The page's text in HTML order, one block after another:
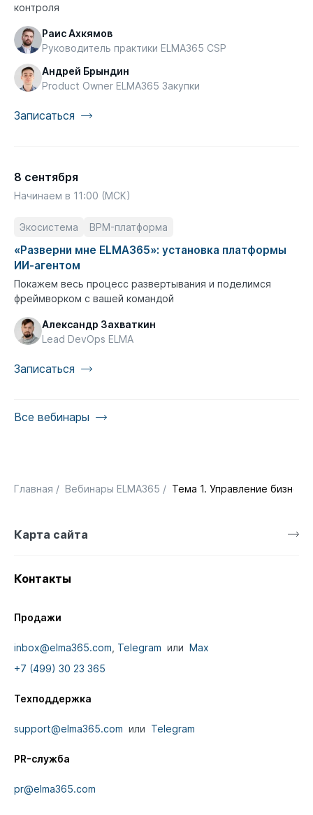
контроля
Раис Ахкямов
Руководитель практики ELMA365 CSP
Андрей Брындин
Product Owner ELMA365 Закупки
Записаться
8 сентября
Начинаем в 11:00 (МСК)
Экосистема BPM-платформа
«Разверни мне ELMA365»: установка платформы
ИИ-агентом
Покажем весь процесс развертывания и поделимся
фреймворком с вашей командой
Александр Захваткин
Lead DevOps ELMA
Записаться
Все вебинары
Главная / Вебинары ELMA365 / Тема 1. Управление
Карта сайта
Контакты
Продажи
inbox@elma365.com Telegram или Max
+7 (499) 30 23 365
Техподдержка
support@elma365.com или Telegram
PR-служба
pr@elma365.com